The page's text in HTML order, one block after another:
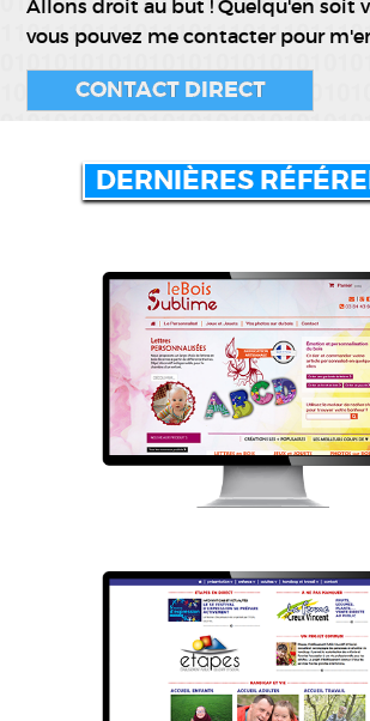
Allons droit au but ! Quelqu'en soit
vous pouvez me contacter pour
CONTACT DIRECT
DERNIÈRES